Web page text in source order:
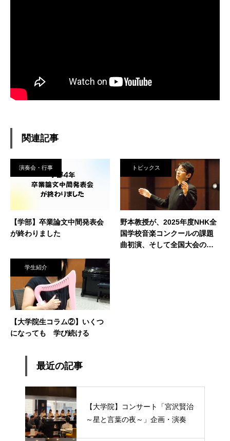
関連記事
演奏会・行事
【学部】卒業論文中間発表会
が終わりました
トピックス
野本教授が、2025年度NHK全
国学校音楽コンクールの課題
曲初演、そして全国大会の審
学生紹介
【大学院生コラム②】いくつ
になっても 学び続ける
最近の記事
【大学院】コンサート「宮沢賢治
～星と言葉の夜～」企画・演奏